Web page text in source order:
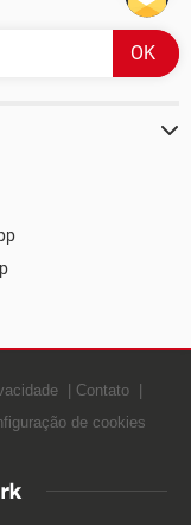
Contato
de cookies